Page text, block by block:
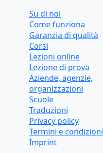
Su di noi
Come funziona
Garanzia di qualità
Corsi
Lezioni online
Lezione di prova
Aziende, agenzie,
organizzazioni
Scuole
Traduzioni
Privacy policy
Termini e condizioni
Imprint